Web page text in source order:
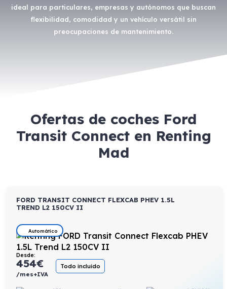
ideal para particulares, empresas y autónomos que buscan
flexibilidad, comodidad y un vehículo versátil sin
preocupaciones de mantenimiento.
Ofertas de coches Ford
Transit Connect en Renting
Mad
FORD TRANSIT CONNECT FLEXCAB PHEV 1.5L
TREND L2 150CV II
Automático
Desde:
454€
/mes+IVA
Todo incluido